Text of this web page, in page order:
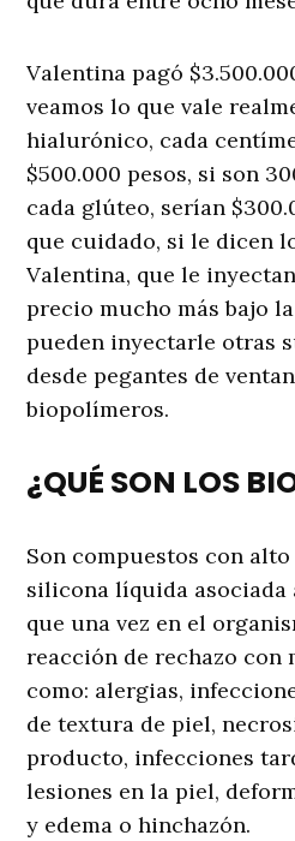
Valentina pagó
veamos lo que vale
hialurónico, cada
$500.000 pesos, si son
cada glúteo, serían
que cuidado, si le dicen
Valentina, que le
precio mucho más bajo
pueden inyectarle otras
desde pegantes de
biopolímeros.
¿QUÉ SON LOS
Son compuestos con
silicona líquida
que una vez en el
reacción de rechazo con
como: alergias,
de textura de piel,
producto, infecciones
lesiones en la piel,
y edema o hinchazón.